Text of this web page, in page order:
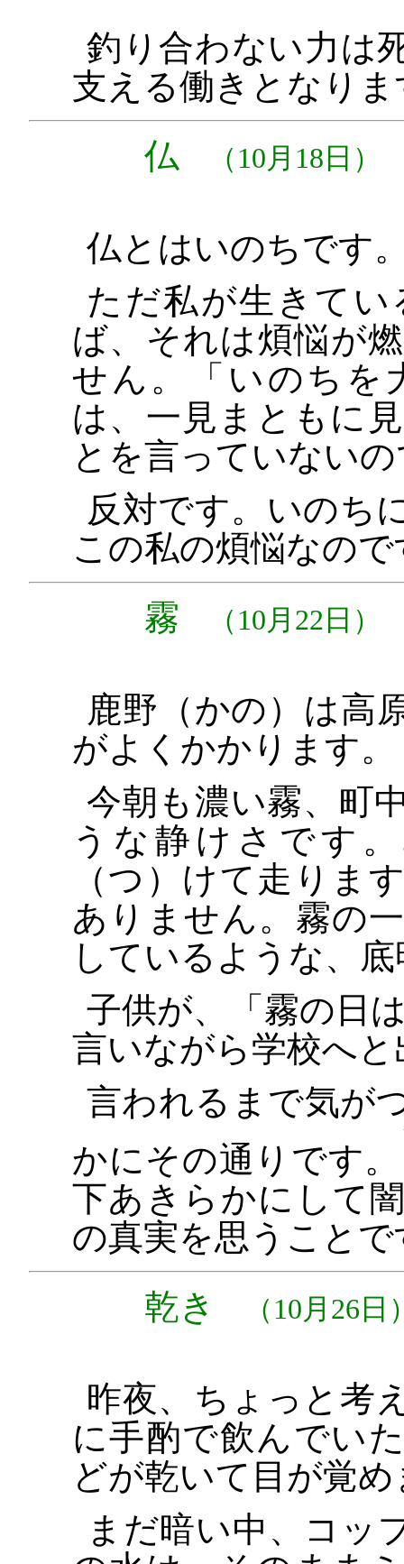
釣り合わない力は
支える働きとなりま
仏 （10月18日）
仏とはいのちです
ただ私が生きて
ば、それは煩悩が
せん。「いのちを
は、一見まともに
とを言っていない
反対です。いのち
この私の煩悩なので
霧 （10月22日）
鹿野（かの）は高
がよくかかります。
今朝も濃い霧、町
うな静けさです
（つ）けて走りま
ありません。霧の
しているような、
子供が、「霧の日
言いながら学校へ
言われるまで気が
かにその通りです。
下あきらかにして
の真実を思うことで
乾き
（10月26日
昨夜、ちょっと考
に手酌で飲んでい
どが乾いて目が覚
まだ暗い中、コッ